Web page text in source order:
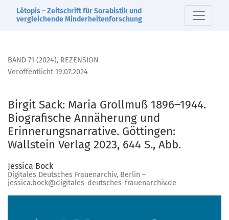
Birgit Sack: Maria Grollmuß 1896‒1944. Biografische
Lětopis – Zeitschrift für Sorabistik und
vergleichende Minderheitenforschung
BAND 71 (2024), REZENSION
Birgit Sack: Maria Grollmuß 1896‒1944.
Biografische Annäherung und
Erinnerungsnarrative. Göttingen:
Wallstein Verlag 2023, 644 S., Abb.
Veröffentlicht 19.07.2024
Jessica Bock
Digitales Deutsches Frauenarchiv, Berlin –
jessica.bock@digitales-deutsches-frauenarchiv.de